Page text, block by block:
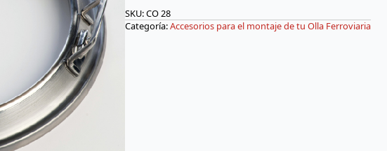
cm.
cantidad
SKU:CO 28
Categoría:Accesorios para el montaje de tu Olla Ferroviaria